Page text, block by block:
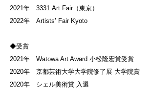
2021年 3331 Art Fair（東京）
2022年 Artists’ Fair Kyoto
◆受賞
2021年 Watowa Art Award 小松隆宏賞受賞
2020年 京都芸術大学大学院修了展 大学院賞
2020年 シェル美術賞 入選